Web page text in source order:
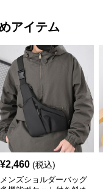
アイテム
¥2,460 (税込)
メンズショルダーバッグ